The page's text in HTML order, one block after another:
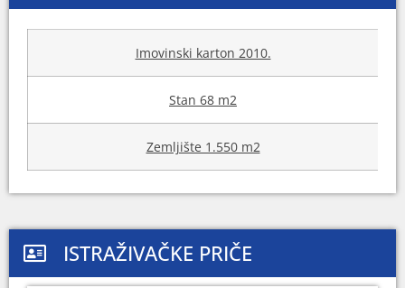
Imovinski karton 2010.
Stan 68 m2
Zemljište 1.550 m2
ISTRAŽIVAČKE PRIČE